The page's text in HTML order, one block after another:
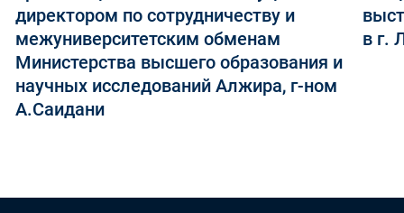
директором по сотрудничеству и
межуниверситетским обменам
Министерства высшего образования и
научных исследований Алжира, г-ном
А.Саидани
в г.